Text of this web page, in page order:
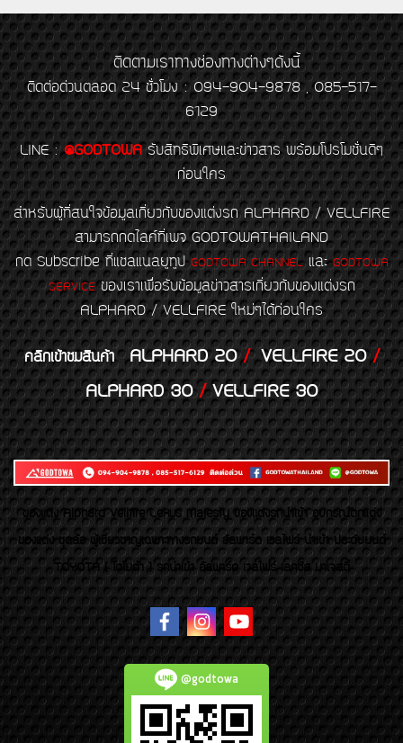
ติดตามเราทางช่องทางต่างๆดังนี้
ติดต่อด่วนตลอด 24 ชั่วโมง : 094-904-9878 , 085-517-
6129
LINE : @GODTOWA รับสิทธิพิเศษและข่าวสาร พร้อมโปรโมชั่นดีๆ
ก่อนใคร
สำหรับผู้ที่สนใจข้อมูลเกี่ยวกับของแต่งรถ ALPHARD / VELLFIRE
สามารถกดไลค์ที่เพจ GODTOWATHAILAND
กด Subscribe ที่แชลแนลยูทูป GODTOWA CHANNELและGODTOWA
SERVICEของเราเพื่อรับข้อมูลข่าวสารเกี่ยวกับของแต่งรถ
ALPHARD / VELLFIRE ใหม่ๆได้ก่อนใคร
คลิกเข้าชมสินค้า ALPHARD 20/VELLFIRE 20/
ALPHARD 30/VELLFIRE 30
ของเเต่ง Alphard Vellfire Lexus Majesty ของเเต่งรถนำเข้า อุปกรณ์ตกแต่ง
ของแต่ง ชุดล้อ ผู้เชี่ยวชาญเฉพาะทางรถยนต์ อัลพาร์ด เวลไฟร์ นำเข้า ประดับยนต์
TOYOTA ( โตโยต้า ) รถนำเข้า อัลพาร์ด เวลไฟร์ เลกซัส มาเจสตี้
@godtowa